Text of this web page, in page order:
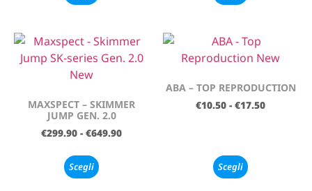
MAXSPECT – SKIMMER
JUMP GEN. 2.0
€299.90 - €649.90
Scegli
ABA – TOP REPRODUCTION
€10.50 - €17.50
Scegli